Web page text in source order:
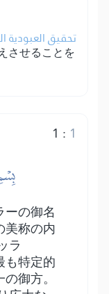
تحقيق العبودية
させることを
1 : 1
ーの御名
美称の内
ラ
も特定的
御方。